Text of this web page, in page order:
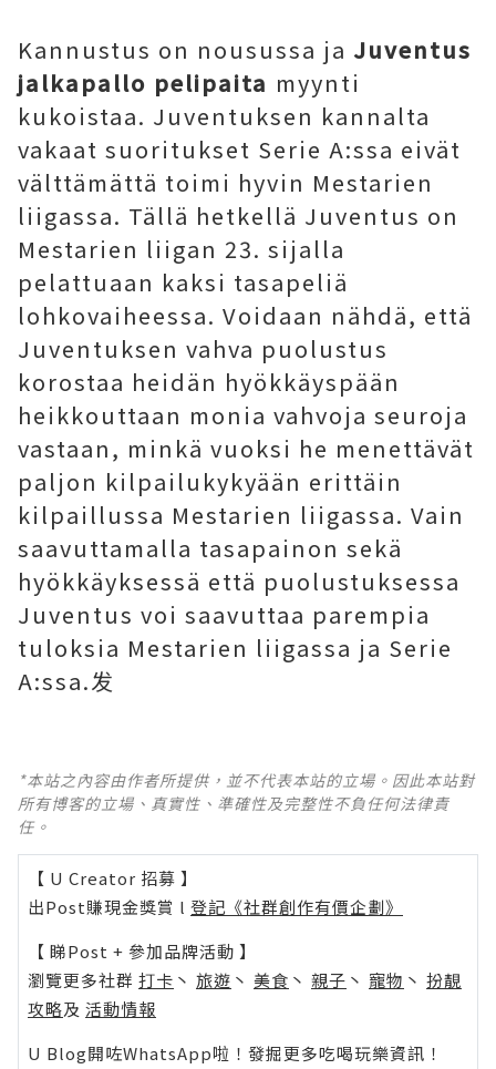
Kannustus on nousussa ja Juventus
jalkapallo pelipaita myynti
kukoistaa. Juventuksen kannalta
vakaat suoritukset Serie A:ssa eivät
välttämättä toimi hyvin Mestarien
liigassa. Tällä hetkellä Juventus on
Mestarien liigan 23. sijalla
pelattuaan kaksi tasapeliä
lohkovaiheessa. Voidaan nähdä, että
Juventuksen vahva puolustus
korostaa heidän hyökkäyspään
heikkouttaan monia vahvoja seuroja
vastaan, minkä vuoksi he menettävät
paljon kilpailukykyään erittäin
kilpaillussa Mestarien liigassa. Vain
saavuttamalla tasapainon sekä
hyökkäyksessä että puolustuksessa
Juventus voi saavuttaa parempia
tuloksia Mestarien liigassa ja Serie
A:ssa.发
*本站之內容由作者所提供，並不代表本站的立場。因此本站對
所有博客的立場、真實性、準確性及完整性不負任何法律責
任。
【 U Creator 招募 】
出Post賺現金獎賞 l 登記《社群創作有價企劃》
【 睇Post + 參加品牌活動 】
瀏覽更多社群 打卡 丶 旅遊 丶 美食 丶 親子 丶 寵物 丶 扮靚
攻略及 活動情報
U Blog開咗WhatsApp啦！發掘更多吃喝玩樂資訊！